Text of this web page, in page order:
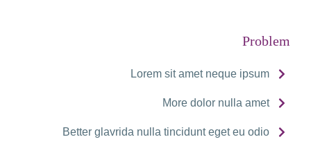
Problem
Lorem sit amet neque ipsum
More dolor nulla amet
Better glavrida nulla tincidunt eget eu odio